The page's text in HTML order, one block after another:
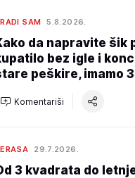
SAM 5.8.2026.
da napravite šik
bez igle i
peškire, imamo
Komentariši
29.7.2026.
3 kvadrata do